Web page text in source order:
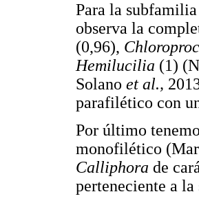
Para la
observa la
(0,96),
Hemilucilia (1)
Solano et al.,
parafilético con
Por último
monofilético
Calliphora de
perteneciente a